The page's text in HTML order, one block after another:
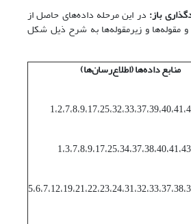
باز: در این مرحله داده‌های حاصل از
مقوله‌ها و زیرمقوله‌ها به شرح ذیل شکل
منابع داده‌ها (اطلاع‌رسان‌ها)